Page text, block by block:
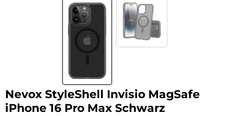
Nevox StyleShell Invisio MagSafe
iPhone 16 Pro Max Schwarz